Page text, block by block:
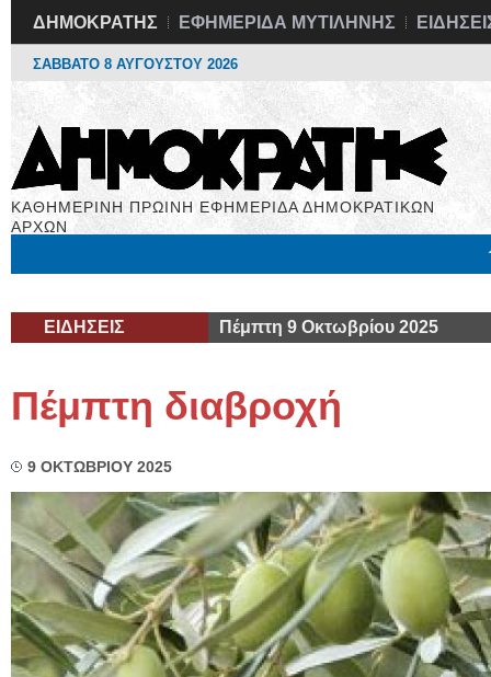
ΔΗΜΟΚΡΑΤΗΣ ΕΦΗΜΕΡΙΔΑ ΜΥΤΙΛΗΝΗΣ
ΣΑΒΒΑΤΟ 8 ΑΥΓΟΥΣΤΟΥ 2026
ΚΑΘΗΜΕΡΙΝΗ ΠΡΩΙΝΗ ΕΦΗΜΕΡΙΔΑ ΔΗΜΟΚΡΑΤΙΚΩΝ
ΑΡΧΩΝ
ΕΙΔΗΣΕΙΣ Πέμπτη 9 Οκτωβρίου 2025
Πέμπτη διαβροχή
9 ΟΚΤΩΒΡΙΟΥ 2025